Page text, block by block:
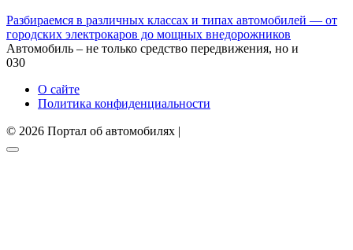
Разбираемся в различных классах и типах автомобилей — от
городских электрокаров до мощных внедорожников
Автомобиль – не только средство передвижения, но и
030
О сайте
Политика конфиденциальности
© 2026 Портал об автомобилях |